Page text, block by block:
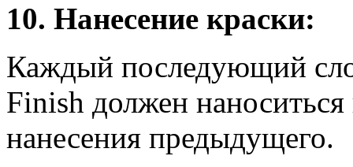
10. Нанесение краски:
Каждый последующий
Finish должен
нанесения предыдущего.